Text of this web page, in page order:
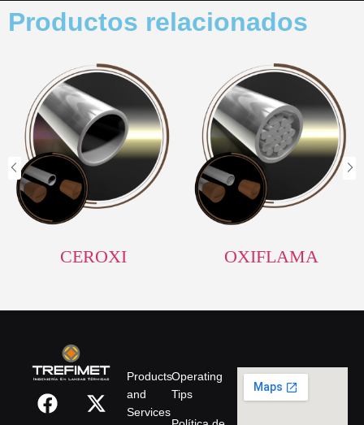
Productos relacionados
CEROXI OXIFLAMA
Products
and
Services
Operating
Tips